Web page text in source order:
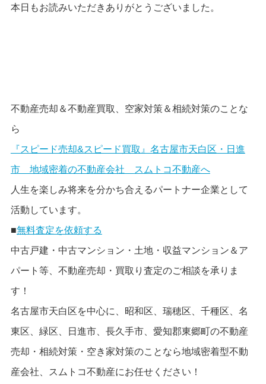
本日もお読みいただきありがとうございました。
不動産売却＆不動産買取、空家対策＆相続対策のことな
ら
『スピード売却&スピード買取』名古屋市天白区・日進
市 地域密着の不動産会社
スムトコ不動産へ
人生を楽しみ将来を分かち合えるパートナー企業として
活動しています。
■無料査定を依頼する
中古戸建・中古マンション・土地・収益マンション＆ア
パート等、不動産売却・買取り査定のご相談を承りま
す！
名古屋市天白区を中心に、昭和区、瑞穂区、千種区、名
東区、緑区、日進市、長久手市、愛知郡東郷町の不動産
売却・相続対策・空き家対策のことなら地域密着型不動
産会社、スムトコ不動産にお任せください！